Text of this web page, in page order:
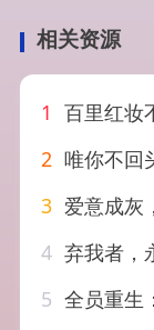
相关资源
1 百里红妆
2 唯你不回
3 爱意成灰
4 弃我者，
5 全员重生：